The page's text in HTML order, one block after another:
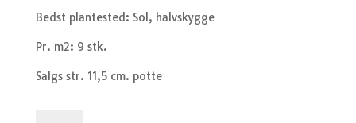
Bedst plantested: Sol, halvskygge
Pr. m2: 9 stk.
Salgs str. 11,5 cm. potte